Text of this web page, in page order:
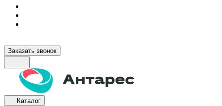
Заказать звонок
Каталог